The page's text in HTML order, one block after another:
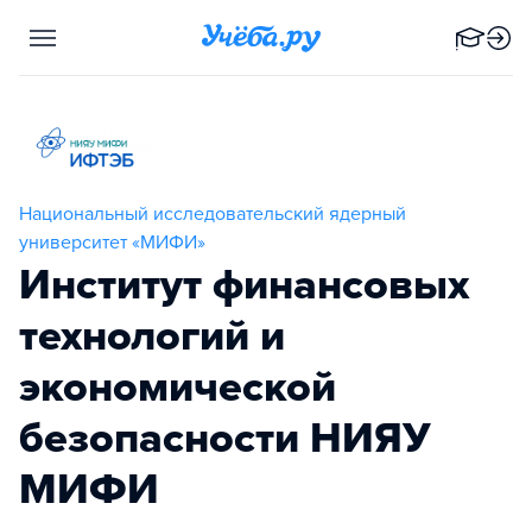
Национальный исследовательский ядерный
университет «МИФИ»
Институт финансовых
технологий и
экономической
безопасности НИЯУ
МИФИ